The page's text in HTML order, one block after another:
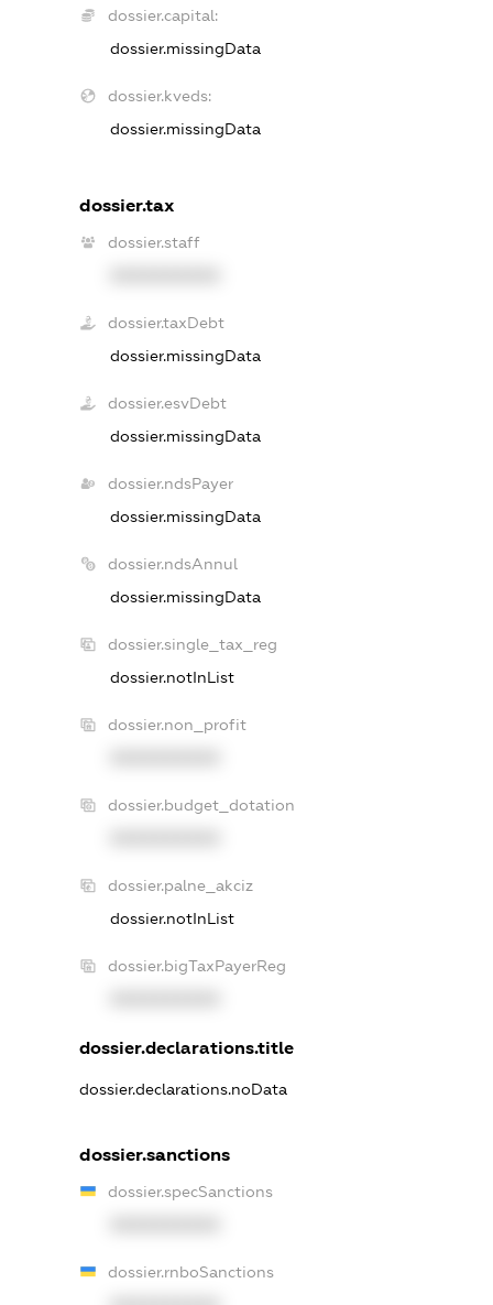
dossier.capital:
dossier.missingData
dossier.kveds:
dossier.missingData
dossier.tax
dossier.staff
dossier.taxDebt
dossier.missingData
dossier.esvDebt
dossier.missingData
dossier.ndsPayer
dossier.missingData
dossier.ndsAnnul
dossier.missingData
dossier.single_tax_reg
dossier.notInList
dossier.non_profit
dossier.budget_dotation
dossier.palne_akciz
dossier.notInList
dossier.bigTaxPayerReg
dossier.declarations.title
dossier.declarations.noData
dossier.sanctions
dossier.specSanctions
dossier.rnboSanctions